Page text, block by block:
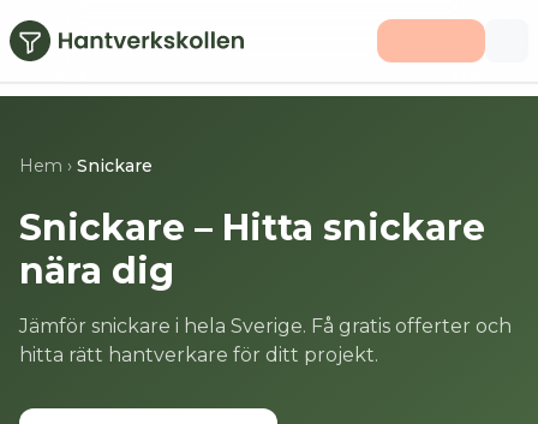
Hoppa till huvudinnehåll
Hem › Snickare
Snickare – Hitta snickare
nära dig
Jämför snickare i hela Sverige. Få gratis offerter och
hitta rätt hantverkare för ditt projekt.